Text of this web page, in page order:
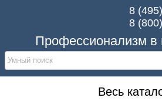
Профессионализм в
8 (495)
8 (800)
Весь